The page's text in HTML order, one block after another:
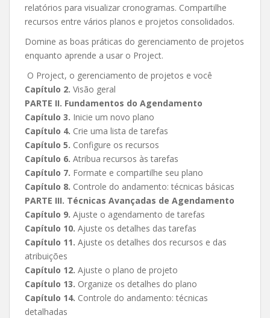
relatórios para visualizar cronogramas. Compartilhe
recursos entre vários planos e projetos consolidados.
Domine as boas práticas do gerenciamento de projetos
enquanto aprende a usar o Project.
O Project, o gerenciamento de projetos e você
Capítulo 2. Visão geral
PARTE II. Fundamentos do Agendamento
Capítulo 3. Inicie um novo plano
Capítulo 4. Crie uma lista de tarefas
Capítulo 5. Configure os recursos
Capítulo 6. Atribua recursos às tarefas
Capítulo 7. Formate e compartilhe seu plano
Capítulo 8. Controle do andamento: técnicas básicas
PARTE III. Técnicas Avançadas de Agendamento
Capítulo 9. Ajuste o agendamento de tarefas
Capítulo 10. Ajuste os detalhes das tarefas
Capítulo 11. Ajuste os detalhes dos recursos e das
atribuições
Capítulo 12. Ajuste o plano de projeto
Capítulo 13. Organize os detalhes do plano
Capítulo 14. Controle do andamento: técnicas
detalhadas